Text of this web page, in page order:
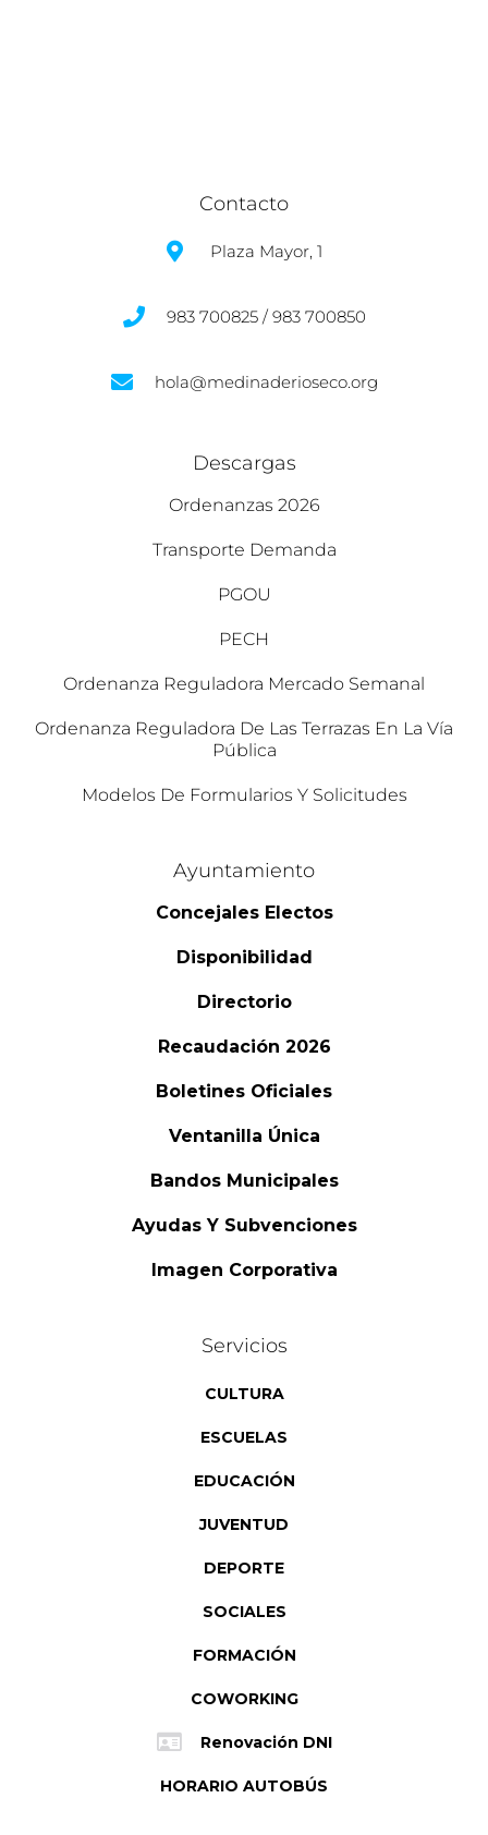
Contacto
Plaza Mayor, 1
983 700825 / 983 700850
hola@medinaderioseco.org
Descargas
Ordenanzas 2026
Transporte Demanda
PGOU
PECH
Ordenanza Reguladora Mercado Semanal
Ordenanza Reguladora De Las Terrazas En La Vía
Pública
Modelos De Formularios Y Solicitudes
Ayuntamiento
Concejales Electos
Disponibilidad
Directorio
Recaudación 2026
Boletines Oficiales
Ventanilla Única
Bandos Municipales
Ayudas Y Subvenciones
Imagen Corporativa
Servicios
CULTURA
ESCUELAS
EDUCACIÓN
JUVENTUD
DEPORTE
SOCIALES
FORMACIÓN
COWORKING
Renovación DNI
HORARIO AUTOBÚS